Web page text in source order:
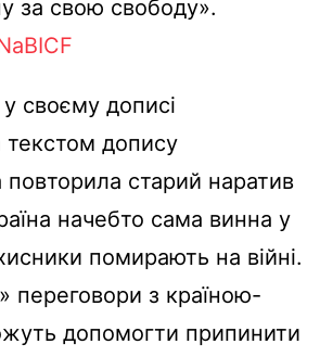
за свою свободу».
своєму дописі
текстом допису
повторила старий наратив
начебто сама винна у
помирають на війні.
переговори з країною-
допомогти припинити